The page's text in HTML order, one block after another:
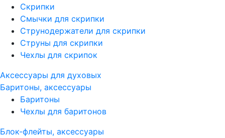
Скрипки
Смычки для скрипки
Струнодержатели для скрипки
Струны для скрипки
Чехлы для скрипок
Аксессуары для духовых
Баритоны, аксессуары
Баритоны
Чехлы для баритонов
Блок-флейты, аксессуары